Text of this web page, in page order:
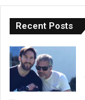
Recent Posts